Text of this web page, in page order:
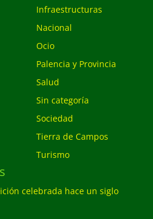
Infraestructuras
Nacional
Ocio
Palencia y Provincia
Salud
Sin categoría
Sociedad
Tierra de Campos
Turismo
celebrada hace un siglo